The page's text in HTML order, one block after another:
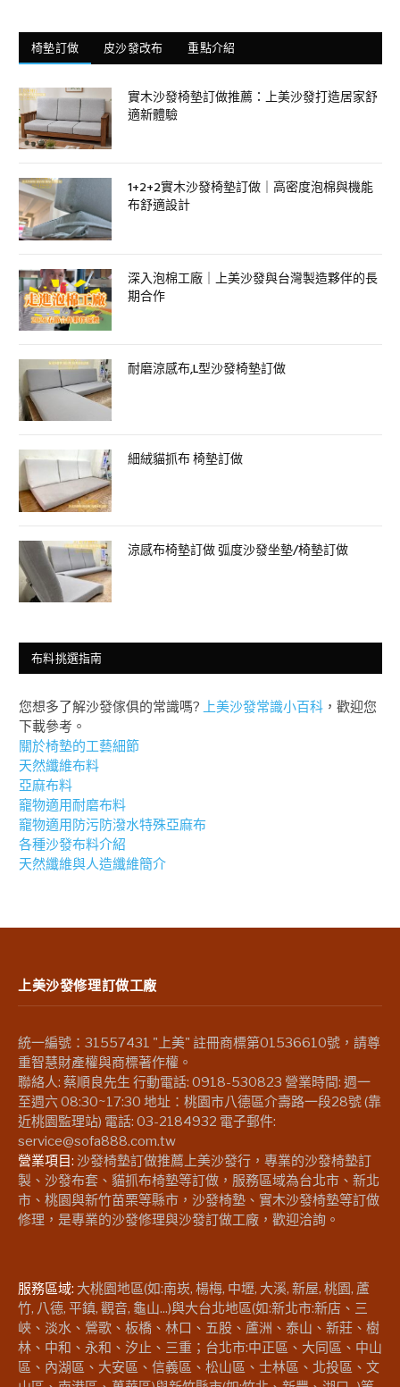
椅墊訂做 皮沙發改布 重點介紹
實木沙發椅墊訂做推薦：上美沙發打造居家舒
適新體驗
1+2+2實木沙發椅墊訂做｜高密度泡棉與機能
布舒適設計
深入泡棉工廠｜上美沙發與台灣製造夥伴的長
期合作
耐磨涼感布,L型沙發椅墊訂做
細絨貓抓布 椅墊訂做
涼感布椅墊訂做 弧度沙發坐墊/椅墊訂做
布料挑選指南
您想多了解沙發傢俱的常識嗎? 上美沙發常識小百科 ，歡迎您
下載參考。
關於椅墊的工藝細節
天然纖維布料
亞麻布料
竉物適用耐磨布料
竉物適用防污防潑水特殊亞麻布
各種沙發布料介紹
天然纖維與人造纖維簡介
上美沙發修理訂做工廠
統一編號：31557431 "上美" 註冊商標第01536610號，請尊
重智慧財產權與商標著作權。
聯絡人: 蔡順良先生 行動電話: 0918-530823 營業時間: 週一
至週六 08:30~17:30 地址：桃園市八德區介壽路一段28號 (靠
近桃園監理站) 電話: 03-2184932 電子郵件:
service@sofa888.com.tw
營業項目: 沙發椅墊訂做推薦上美沙發行，專業的沙發椅墊訂
製、沙發布套、貓抓布椅墊等訂做，服務區域為台北市、新北
市、桃園與新竹苗栗等縣市，沙發椅墊、實木沙發椅墊等訂做
修理，是專業的沙發修理與沙發訂做工廠，歡迎洽詢。
服務區域: 大桃園地區(如:南崁, 楊梅, 中壢, 大溪, 新屋, 桃園, 蘆
竹, 八德, 平鎮, 觀音, 龜山...)與大台北地區(如:新北市:新店、三
峽、淡水、鶯歌、板橋、林口、五股、蘆洲、泰山、新莊、樹
林、中和、永和、汐止、三重；台北市:中正區、大同區、中山
區、內湖區、大安區、信義區、松山區、士林區、北投區、文